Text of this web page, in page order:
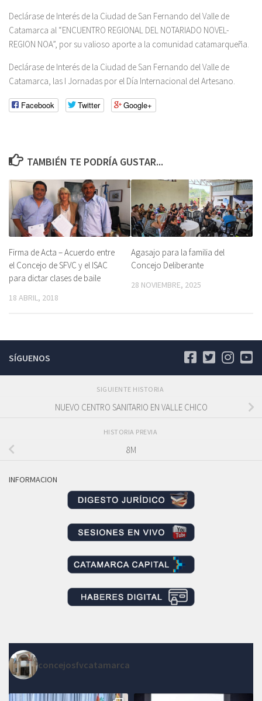
Declárase de Interés de la Ciudad de San Fernando del Valle de
Catamarca al “ENCUENTRO REGIONAL DEL NOTARIADO NOVEL-
REGION NOA”, por su valioso aporte a la comunidad catamarqueña.
Declárase de Interés de la Ciudad de San Fernando del Valle de
Catamarca, las I Jornadas por el Día Internacional del Artesano.
Facebook Twitter Google+
TAMBIÉN TE PODRÍA GUSTAR...
Firma de Acta – Acuerdo entre
el Concejo de SFVC y el ISAC
para dictar clases de baile
18 ABRIL, 2018
Agasajo para la familia del
Concejo Deliberante
28 NOVIEMBRE, 2025
SÍGUENOS
SIGUIENTE HISTORIA
NUEVO CENTRO SANITARIO EN VALLE CHICO
HISTORIA PREVIA
8M
INFORMACION
concejosfvcatamarca